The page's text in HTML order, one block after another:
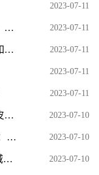
2023-07-11
名记袁野：盼国安打上港别学国足，场上都是干瞪眼没辙 2023-07-11
国博出台新禁令，博物馆讲解乱象如何治理？ 2023-07-11
2023-07-11
2023-07-11
《北京交通发展报告（2022）》蓝皮书发布 2023-07-10
手机相片怎么修图 ？手机修图教程：为什么你的照片总是很平淡，只需3分钟就能改善 2023-07-10
理想汽车挑战北京“地狱级”路段：城市NOA大受认可 2023-07-10